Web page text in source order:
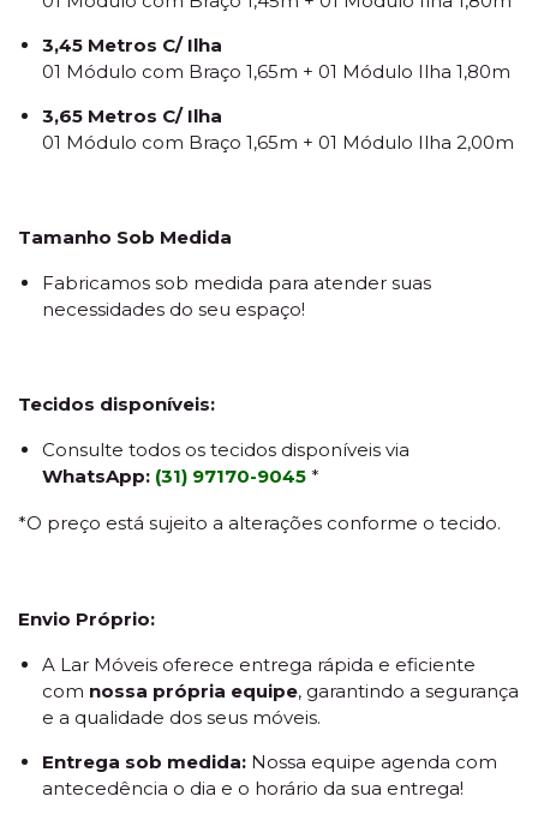
3,45 Metros C/ Ilha
01 Módulo com Braço 1,65m + 01 Módulo Ilha 1,80m
3,65 Metros C/ Ilha
01 Módulo com Braço 1,65m + 01 Módulo Ilha 2,00m
Tamanho Sob Medida
Fabricamos sob medida para atender suas
necessidades do seu espaço!
Tecidos disponíveis:
Consulte todos os tecidos disponíveis via
WhatsApp: (31) 97170-9045 *
*O preço está sujeito a alterações conforme o tecido.
Envio Próprio:
A Lar Móveis oferece entrega rápida e eficiente
com nossa própria equipe, garantindo a segurança
e a qualidade dos seus móveis.
Entrega sob medida: Nossa equipe agenda com
antecedência o dia e o horário da sua entrega!